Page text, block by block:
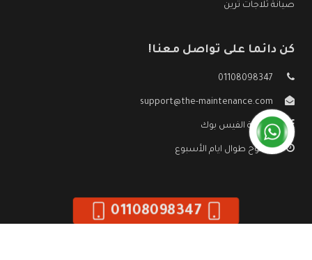
صيانة ثلاجات ترين
كن دائما على تواصل معنا!
01108098347
support@the-maintenance.com
صفحة الفيس بوك
مفتوح طوال ايام الأسبوع
01108098347